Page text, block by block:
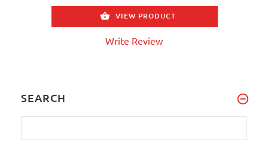
VIEW PRODUCT
Write Review
SEARCH